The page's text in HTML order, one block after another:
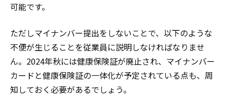
可能です。
ただしマイナンバー提出をしないことで、以下のような
不便が生じることを従業員に説明しなければなりませ
ん。 2024年秋には健康保険証が廃止され、マイナンバー
カードと健康保険証の一体化が予定されている点も、周
知しておく必要があるでしょう。